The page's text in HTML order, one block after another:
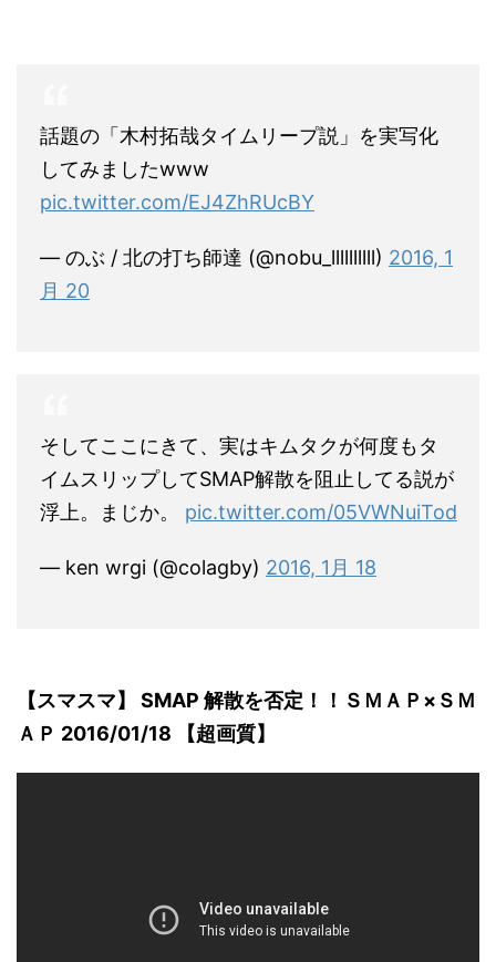
話題の「木村拓哉タイムリープ説」を実写化
してみましたwww
pic.twitter.com/EJ4ZhRUcBY
— のぶ / 北の打ち師達 (@nobu_llllllllll) 2016, 1
月 20
そしてここにきて、実はキムタクが何度もタ
イムスリップしてSMAP解散を阻止してる説が
浮上。まじか。 pic.twitter.com/05VWNuiTod
— ken wrgi (@colagby) 2016, 1月 18
【スマスマ】 SMAP 解散を否定！！ＳＭＡＰ×ＳＭ
ＡＰ 2016/01/18 【超画質】